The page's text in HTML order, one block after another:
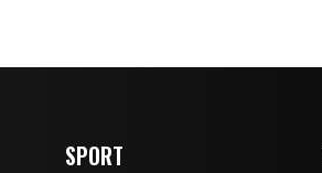
SPORT